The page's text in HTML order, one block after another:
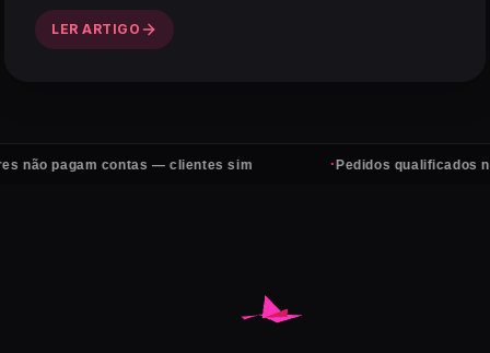
LER ARTIGO
pagam contas — clientes sim Pedidos qualificados no